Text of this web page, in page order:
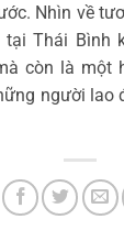
Nhìn về
tại Thái Bình
còn là một
người lao